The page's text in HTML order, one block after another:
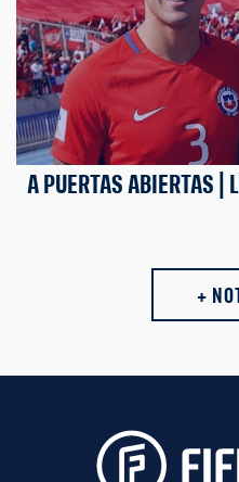
A PUERTAS ABIERTAS |
+